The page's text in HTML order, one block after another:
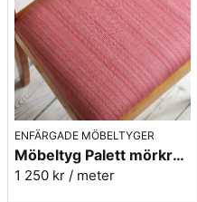
ENFÄRGADE MÖBELTYGER
Möbeltyg Palett mörkrosa nr.31 - Carl Malmstens-kvalitet
1 250 kr / meter